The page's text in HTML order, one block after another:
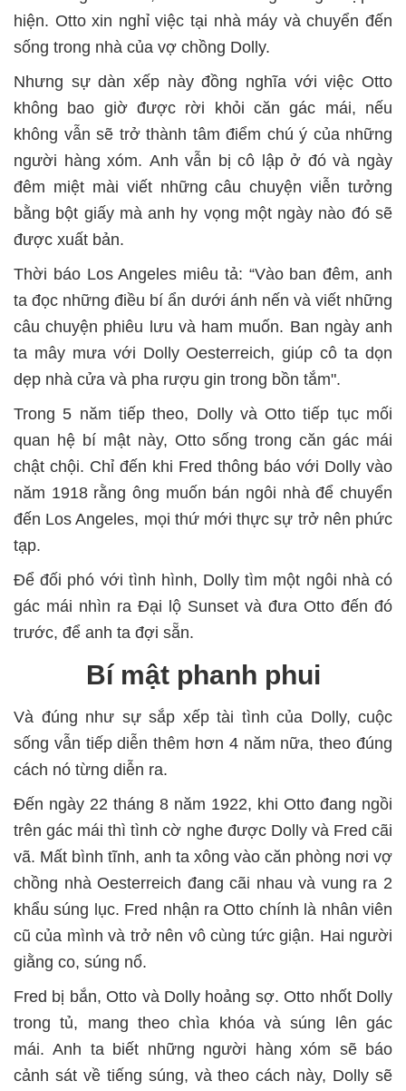
hiện. Otto xin nghỉ việc tại nhà máy và chuyển đến
sống trong nhà của vợ chồng Dolly.
Nhưng sự dàn xếp này đồng nghĩa với việc Otto
không bao giờ được rời khỏi căn gác mái, nếu
không vẫn sẽ trở thành tâm điểm chú ý của những
người hàng xóm. Anh vẫn bị cô lập ở đó và ngày
đêm miệt mài viết những câu chuyện viễn tưởng
bằng bột giấy mà anh hy vọng một ngày nào đó sẽ
được xuất bản.
Thời báo Los Angeles miêu tả: “Vào ban đêm, anh
ta đọc những điều bí ẩn dưới ánh nến và viết những
câu chuyện phiêu lưu và ham muốn. Ban ngày anh
ta mây mưa với Dolly Oesterreich, giúp cô ta dọn
dẹp nhà cửa và pha rượu gin trong bồn tắm".
Trong 5 năm tiếp theo, Dolly và Otto tiếp tục mối
quan hệ bí mật này, Otto sống trong căn gác mái
chật chội. Chỉ đến khi Fred thông báo với Dolly vào
năm 1918 rằng ông muốn bán ngôi nhà để chuyển
đến Los Angeles, mọi thứ mới thực sự trở nên phức
tạp.
Để đối phó với tình hình, Dolly tìm một ngôi nhà có
gác mái nhìn ra Đại lộ Sunset và đưa Otto đến đó
trước, để anh ta đợi sẵn.
Bí mật phanh phui
Và đúng như sự sắp xếp tài tình của Dolly, cuộc
sống vẫn tiếp diễn thêm hơn 4 năm nữa, theo đúng
cách nó từng diễn ra.
Đến ngày 22 tháng 8 năm 1922, khi Otto đang ngồi
trên gác mái thì tình cờ nghe được Dolly và Fred cãi
vã. Mất bình tĩnh, anh ta xông vào căn phòng nơi vợ
chồng nhà Oesterreich đang cãi nhau và vung ra 2
khẩu súng lục. Fred nhận ra Otto chính là nhân viên
cũ của mình và trở nên vô cùng tức giận. Hai người
giằng co, súng nổ.
Fred bị bắn, Otto và Dolly hoảng sợ. Otto nhốt Dolly
trong tủ, mang theo chìa khóa và súng lên gác
mái. Anh ta biết những người hàng xóm sẽ báo
cảnh sát về tiếng súng, và theo cách này, Dolly sẽ